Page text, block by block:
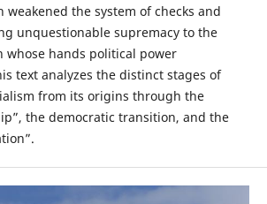
weakened the system of checks and
unquestionable supremacy to the
whose hands political power
text analyzes the distinct stages of
from its origins through the
the democratic transition, and the